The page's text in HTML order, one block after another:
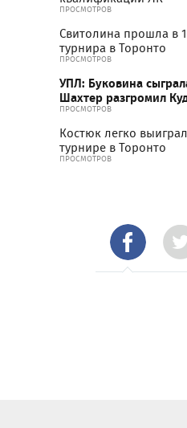
ПРОСМОТРОВ
Свитолина прошла в
турнира в Торонто
ПРОСМОТРОВ
УПЛ: Буковина
Шахтер разгромил
ПРОСМОТРОВ
Костюк легко
турнире в Торонто
ПРОСМОТРОВ